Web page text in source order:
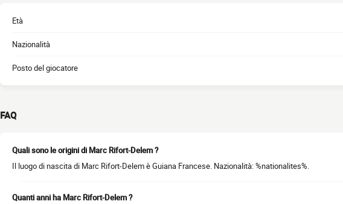
Età
Nazionalità
Posto del giocatore
FAQ
Quali sono le origini di Marc Rifort-Delem ?
Il luogo di nascita di Marc Rifort-Delem è Guiana Francese. Nazionalità: %nationalites%.
Quanti anni ha Marc Rifort-Delem ?